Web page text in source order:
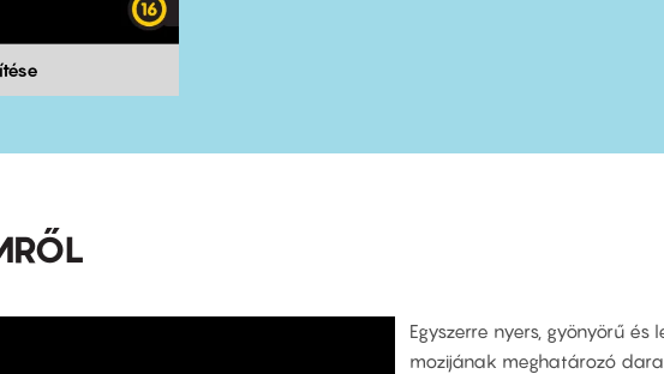
Egyszerre nyers, gyönyörű
mozijának meghatározó